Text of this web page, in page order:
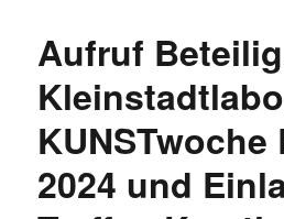
Aufruf
2024 und